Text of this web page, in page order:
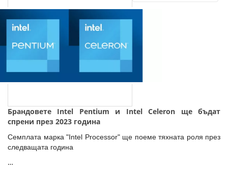
Брандовете Intel Pentium и Intel Celeron ще бъдaт
спрени през 2023 година
Семплата марка "Intel Processor" ще поеме тяхната роля през
следващата година
…